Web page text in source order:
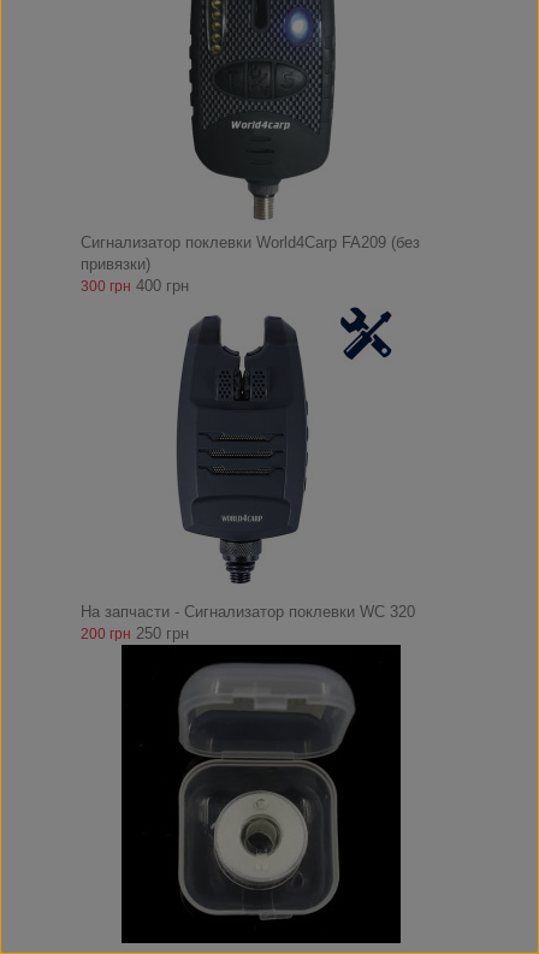
Сигнализатор поклевки World4Carp FA209 (без
привязки)
300 грн 400 грн
На запчасти - Сигнализатор поклевки WC 320
200 грн 250 грн